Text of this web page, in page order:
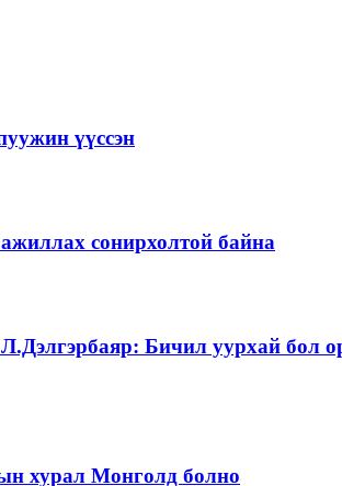
үүссэн
сонирхолтой байна
Бичил уурхай бол
хурал Монголд болно